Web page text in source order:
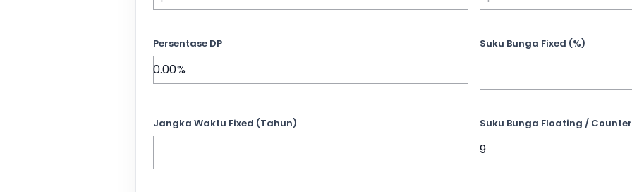
Persentase DP Suku Bunga Fixed (%)
Jangka Waktu Fixed (Tahun) Suku Bunga Floating /